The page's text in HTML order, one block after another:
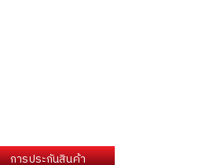
การประกันสินค้า